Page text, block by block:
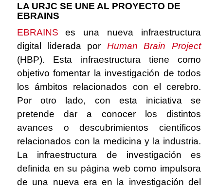
LA URJC SE UNE AL PROYECTO DE
EBRAINS
EBRAINS
es una nueva infraestructura
digital liderada por Human Brain Project
(HBP). Esta infraestructura tiene como
objetivo fomentar la investigación de todos
los ámbitos relacionados con el cerebro.
Por otro lado, con esta iniciativa se
pretende dar a conocer los distintos
avances o descubrimientos científicos
relacionados con la medicina y la industria.
La infraestructura de investigación es
definida en su página web como impulsora
de una nueva era en la investigación del